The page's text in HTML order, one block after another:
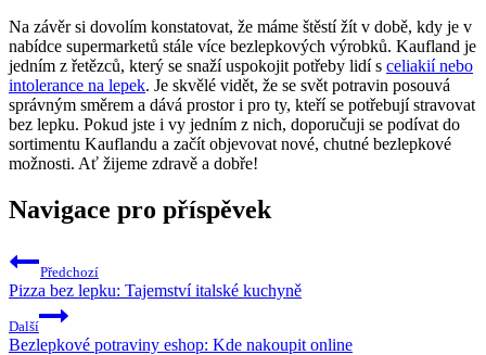
Na závěr si dovolím konstatovat, že máme štěstí žít v době, kdy je v
nabídce supermarketů stále více bezlepkových výrobků. Kaufland je
jedním z řetězců, který se snaží uspokojit potřeby lidí s celiakií nebo
intolerance na lepek. Je skvělé vidět, že se svět potravin posouvá
správným směrem a dává prostor i pro ty, kteří se potřebují stravovat
bez lepku. Pokud jste i vy jedním z nich, doporučuji se podívat do
sortimentu Kauflandu a začít objevovat nové, chutné bezlepkové
možnosti. Ať žijeme zdravě a dobře!
Navigace pro příspěvek
Předchozí
Pizza bez lepku: Tajemství italské kuchyně
Další
Bezlepkové potraviny eshop: Kde nakoupit online